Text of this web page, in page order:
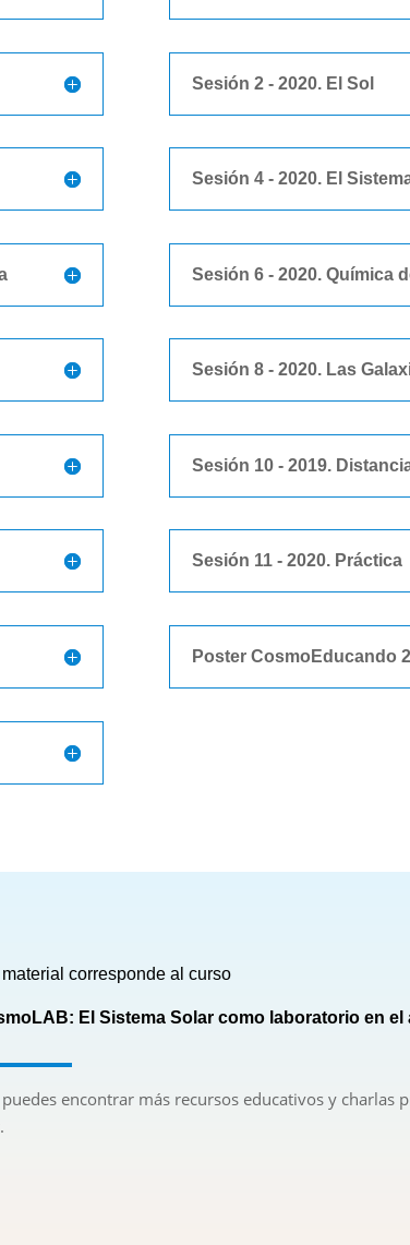
Sesión 2 - 2020. El Sol
Sesión 4 - 2020. El
Sesión 6 - 2020. Química
Sesión 8 - 2020. Las
Sesión 10 - 2019.
Sesión 11 - 2020. Práctica
Poster CosmoEducando
material corresponde al curso
El Sistema Solar como laboratorio en el
encontrar más recursos educativos y charlas